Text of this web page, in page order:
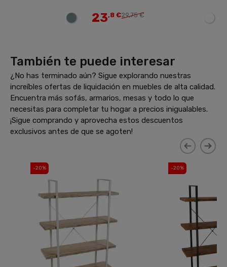
29,75 €
También te puede interesar
¿No has terminado aún? Sigue explorando nuestras
increíbles ofertas de liquidación en muebles de alta calidad.
Encuentra más sofás, armarios, mesas y todo lo que
necesitas para completar tu hogar a precios inigualables.
¡Sigue comprando y aprovecha estos descuentos
exclusivos antes de que se agoten!
-20% -20%